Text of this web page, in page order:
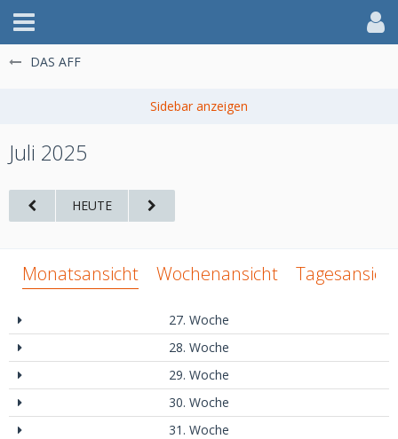
DAS AFF
Juli 2025
HEUTE
Monatsansicht Wochenansicht Tagesansicht
27. Woche
28. Woche
29. Woche
30. Woche
31. Woche